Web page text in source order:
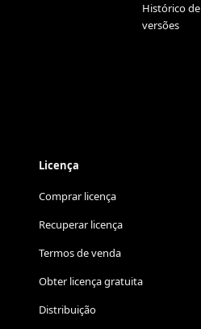
Histórico de
versões
Licença
Comprar licença
Recuperar licença
Termos de venda
Obter licença gratuita
Distribuição